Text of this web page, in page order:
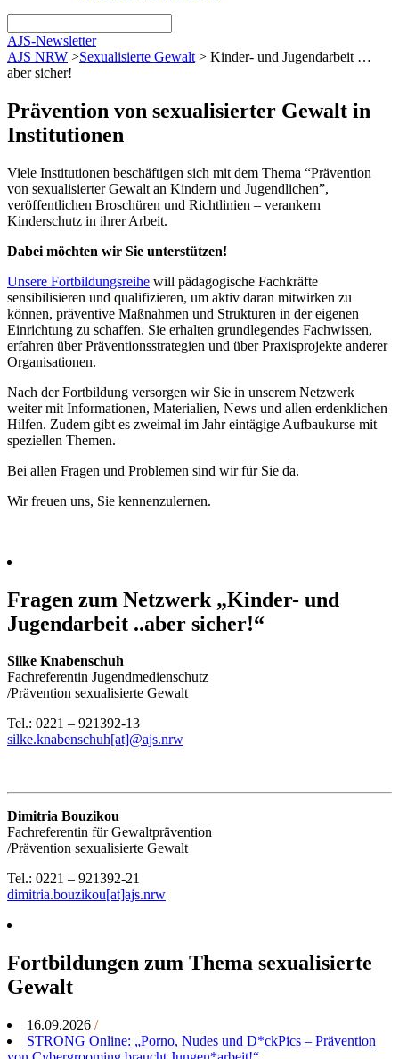
AJS-Newsletter
AJS NRW >Sexualisierte Gewalt > Kinder- und Jugendarbeit …
aber sicher!
Prävention von sexualisierter Gewalt in
Institutionen
Viele Institutionen beschäftigen sich mit dem Thema “Prävention
von sexualisierter Gewalt an Kindern und Jugendlichen”,
veröffentlichen Broschüren und Richtlinien – verankern
Kinderschutz in ihrer Arbeit.
Dabei möchten wir Sie unterstützen!
Unsere Fortbildungsreihe will pädagogische Fachkräfte
sensibilisieren und qualifizieren, um aktiv daran mitwirken zu
können, präventive Maßnahmen und Strukturen in der eigenen
Einrichtung zu schaffen. Sie erhalten grundlegendes Fachwissen,
erfahren über Präventionsstrategien und über Praxisprojekte anderer
Organisationen.
Nach der Fortbildung versorgen wir Sie in unserem Netzwerk
weiter mit Informationen, Materialien, News und allen erdenklichen
Hilfen. Zudem gibt es zweimal im Jahr eintägige Aufbaukurse mit
speziellen Themen.
Bei allen Fragen und Problemen sind wir für Sie da.
Wir freuen uns, Sie kennenzulernen.
Fragen zum Netzwerk „Kinder- und
Jugendarbeit ..aber sicher!“
Silke Knabenschuh
Fachreferentin Jugendmedienschutz
/Prävention sexualisierte Gewalt
Tel.: 0221 – 921392-13
silke.knabenschuh[at]@ajs.nrw
Dimitria Bouzikou
Fachreferentin für Gewaltprävention
/Prävention sexualisierte Gewalt
Tel.: 0221 – 921392-21
dimitria.bouzikou[at]ajs.nrw
Fortbildungen zum Thema sexualisierte
Gewalt
16.09.2026 /
STRONG Online: „Porno, Nudes und D*ckPics – Prävention